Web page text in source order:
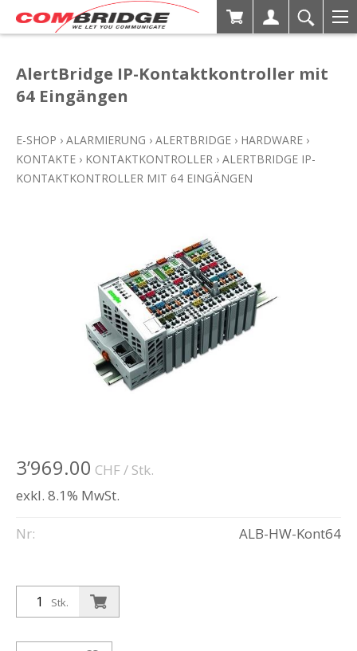
AlertBridge IP-Kontaktkontroller mit
64 Eingängen
E-SHOP › ALARMIERUNG › ALERTBRIDGE › HARDWARE ›
KONTAKTE › KONTAKTKONTROLLER › ALERTBRIDGE IP-
KONTAKTKONTROLLER MIT 64 EINGÄNGEN
3’969.00 CHF/ Stk.
exkl. 8.1% MwSt.
Nr: ALB-HW-Kont64
Stk.